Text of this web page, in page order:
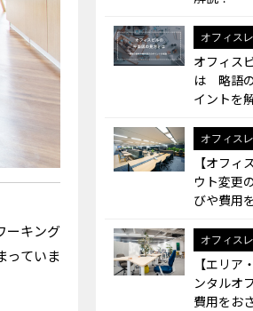
ーキング
っていま
オフィス
オフィス
は 略語
イントを
オフィス
【オフィ
ウト変更
びや費用
オフィス
【エリア
ンタルオ
費用をお